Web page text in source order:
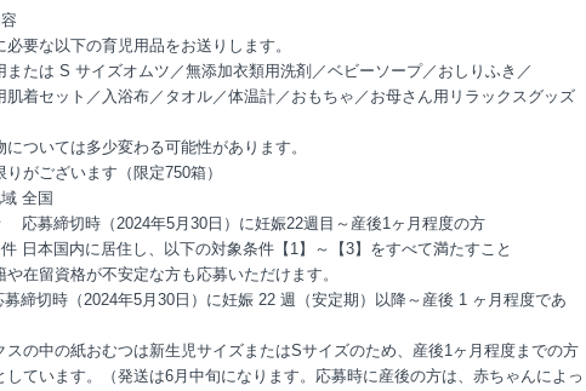
必要な以下の育児用品をお送りします。
または S サイズオムツ／無添加衣類用洗剤／ベビーソープ／おしりふき／
肌着セット／入浴布／タオル／体温計／おもちゃ／お母さん用リラックスグッズ
ついては多少変わる可能性があります。
がございます（限定750箱）
全国
応募締切時（2024年5月30日）に妊娠22週目～産後1ヶ月程度の方
日本国内に居住し、以下の対象条件【1】～【3】をすべて満たすこと
在留資格が不安定な方も応募いただけます。
募締切時（2024年5月30日）に妊娠 22 週（安定期）以降～産後 1 ヶ月程度であ
の中の紙おむつは新生児サイズまたはSサイズのため、産後1ヶ月程度までの方
しています。（発送は6月中旬になります。応募時に産後の方は、赤ちゃんによっ